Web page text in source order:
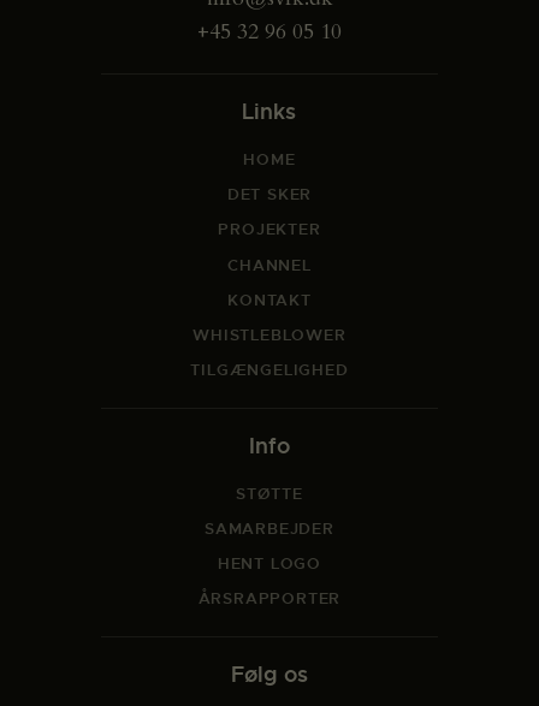
+45 32 96 05 10
Links
HOME
DET SKER
PROJEKTER
CHANNEL
KONTAKT
WHISTLEBLOWER
TILGÆNGELIGHED
Info
STØTTE
SAMARBEJDER
HENT LOGO
ÅRSRAPPORTER
Følg os